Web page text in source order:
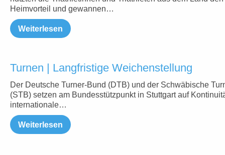
Heimvorteil und gewannen…
Weiterlesen
Turnen | Langfristige Weichenstellung
Der Deutsche Turner-Bund (DTB) und der Schwäbische
(STB) setzen am Bundesstützpunkt in Stuttgart auf
internationale…
Weiterlesen